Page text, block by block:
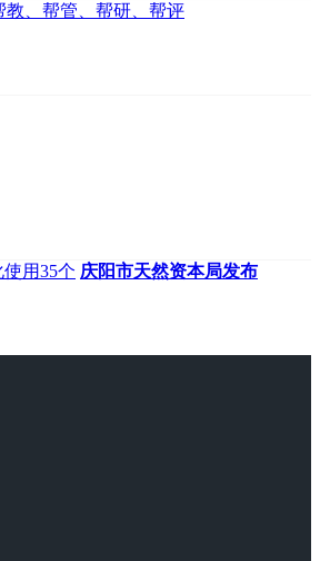
教、帮管、帮研、帮评
用35个 庆阳市天然资本局发布